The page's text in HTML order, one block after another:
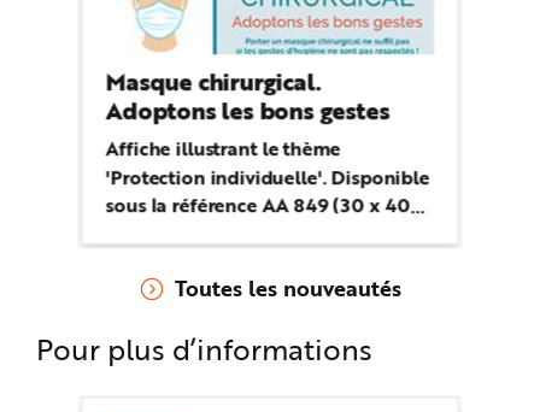
Masque chirurgical.
Adoptons les bons gestes
Affiche illustrant le thème
'Protection individuelle'. Disponible
sous la référence AA 849 (30 x 40
Toutes les nouveautés
Pour plus d’informations